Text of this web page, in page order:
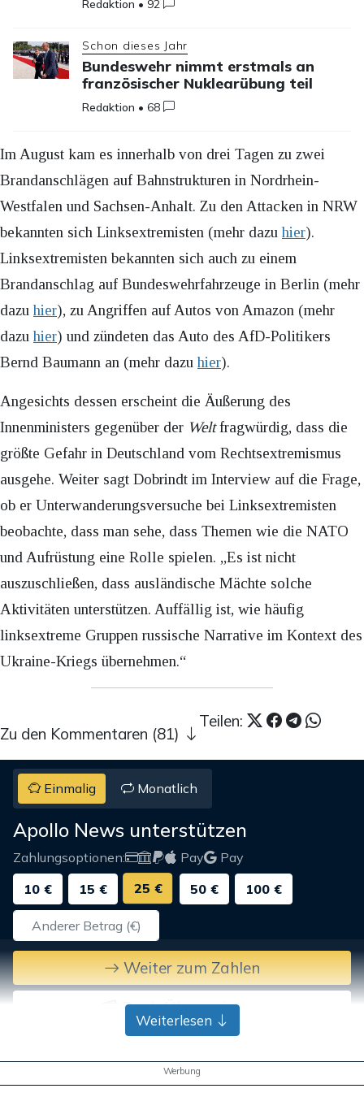
Redaktion • 92
Schon dieses Jahr
Bundeswehr nimmt erstmals an
französischer Nuklearübung teil
Redaktion •68
Im August kam es innerhalb von drei Tagen zu zwei
Brandanschlägen auf Bahnstrukturen in Nordrhein-
Westfalen und Sachsen-Anhalt. Zu den Attacken in NRW
bekannten sich Linksextremisten (mehr dazuhier).
Linksextremisten bekannten sich auch zu einem
Brandanschlag auf Bundeswehrfahrzeuge in Berlin (mehr
dazuhier), zu Angriffen auf Autos von Amazon (mehr
dazuhier) und zündeten das Auto des AfD-Politikers
Bernd Baumann an (mehr dazuhier).
Angesichts dessen erscheint die Äußerung des
Innenministers gegenüber der Weltfragwürdig, dass die
größte Gefahr in Deutschland vom Rechtsextremismus
ausgehe. Weiter sagt Dobrindt im Interview auf die Frage,
ob er Unterwanderungsversuche bei Linksextremisten
beobachte, dass man sehe, dass Themen wie die NATO
und Aufrüstung eine Rolle spielen. „Es ist nicht
auszuschließen, dass ausländische Mächte solche
Aktivitäten unterstützen. Auffällig ist, wie häufig
linksextreme Gruppen russische Narrative im Kontext des
Ukraine-Kriegs übernehmen.“
Teilen:
Zu den Kommentaren (81)
Einmalig Monatlich
Apollo News unterstützen
Zahlungsoptionen: Pay
Pay
10 €
15 € 25 € 50 € 100 €
Weiter zum Zahlen
Bank-Überweisung
Weiterlesen
Werbung